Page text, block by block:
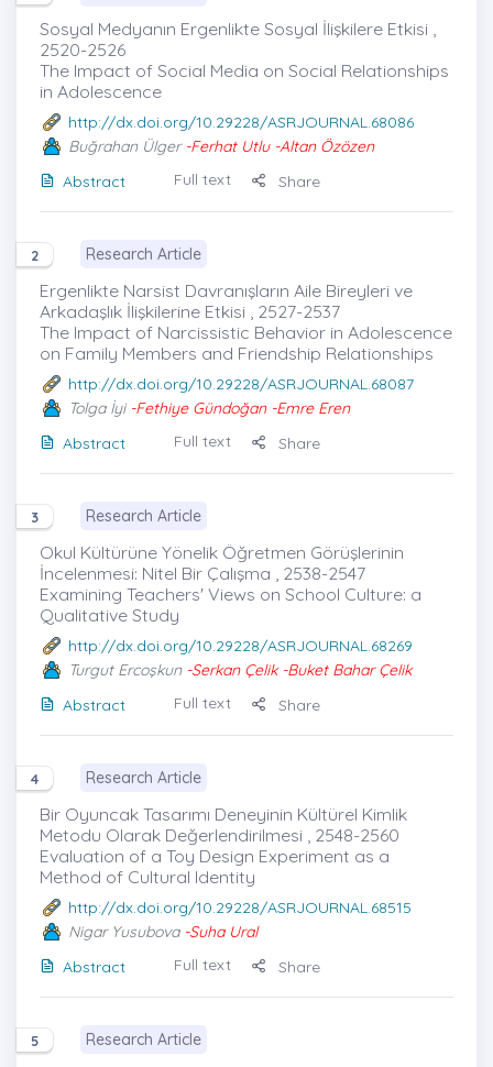
Sosyal Medyanın Ergenlikte Sosyal İlişkilere Etkisi ,
2520-2526
The Impact of Social Media on Social Relationships
in Adolescence
http://dx.doi.org/10.29228/ASRJOURNAL.68086
Buğrahan Ülger-Ferhat Utlu -Altan Özözen
Abstract
Full text Share
2 Research Article
Ergenlikte Narsist Davranışların Aile Bireyleri ve
Arkadaşlık İlişkilerine Etkisi , 2527-2537
The Impact of Narcissistic Behavior in Adolescence
on Family Members and Friendship Relationships
http://dx.doi.org/10.29228/ASRJOURNAL.68087
Tolga İyi-Fethiye Gündoğan -Emre Eren
Abstract
Full text Share
3 Research Article
Okul Kültürüne Yönelik Öğretmen Görüşlerinin
İncelenmesi: Nitel Bir Çalışma , 2538-2547
Examining Teachers' Views on School Culture: a
Qualitative Study
http://dx.doi.org/10.29228/ASRJOURNAL.68269
Turgut Ercoşkun-Serkan Çelik -Buket Bahar Çelik
Abstract
Full text Share
4 Research Article
Bir Oyuncak Tasarımı Deneyinin Kültürel Kimlik
Metodu Olarak Değerlendirilmesi , 2548-2560
Evaluation of a Toy Design Experiment as a
Method of Cultural Identity
http://dx.doi.org/10.29228/ASRJOURNAL.68515
Nigar Yusubova -Suha Ural
Abstract
Full text Share
5 Research Article